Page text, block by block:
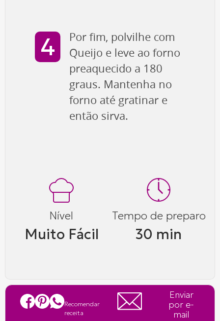
Por fim, polvilhe com
Queijo e leve ao forno
preaquecido a 180
graus. Mantenha no
forno até gratinar e
então sirva.
Nível
Muito Fácil
Tempo de preparo
30 min
Recomendar
receita
Enviar
por e-
mail